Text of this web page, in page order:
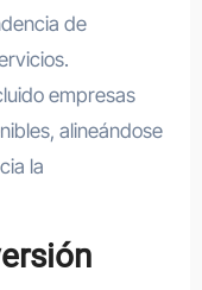
de
empresas
alineándose
la